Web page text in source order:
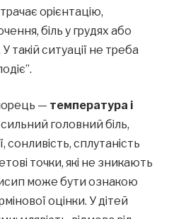
орієнтацію,
біль у грудях або
ситуації не треба
— температура і
головний біль,
сонливість, сплутаність
точки, які не зникають
може бути ознакою
оцінки. У дітей